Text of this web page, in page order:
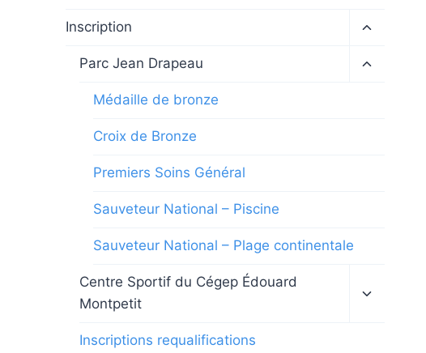
Inscription
Ouvrir/
menu
Parc Jean Drapeau
Ouvrir/
Médaille de bronze
Croix de Bronze
Premiers Soins Général
Sauveteur National – Piscine
Sauveteur National – Plage continentale
Centre Sportif du Cégep Édouard
Montpetit
le
Inscriptions requalifications